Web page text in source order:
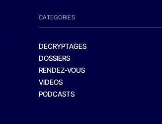
CATEGORIES
DECRYPTAGES
DOSSIERS
RENDEZ-VOUS
VIDEOS
PODCASTS